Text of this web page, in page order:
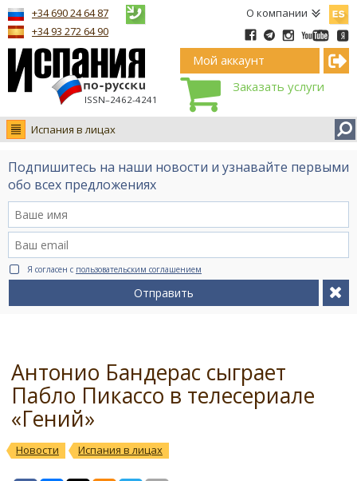
О компании
ISSN–2462-4241
+34 690 24 64 87
+34 93 272 64 90
Мой аккаунт
Заказать услуги
Испания в лицах
Новости
Интервью
Видео Ruso.TV
BCN life
Сервис на немецком
Подпишитесь на наши новости и узнавайте первыми
обо всех предложениях
Я согласен с пользовательским соглашением
Отправить
Антонио Бандерас сыграет
Пабло Пикассо в телесериале
«Гений»
Новости Испания в лицах